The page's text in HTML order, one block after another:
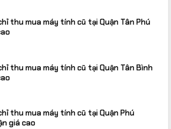
thu mua máy tính cũ tại Quận Tân Phú
thu mua máy tính cũ tại Quận Tân Bình
thu mua máy tính cũ tại Quận Phú
giá cao